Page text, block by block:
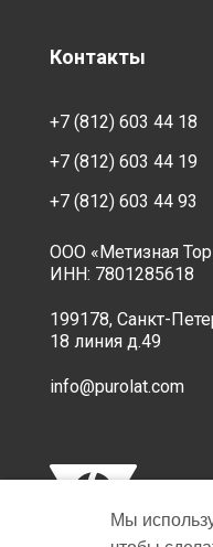
Контакты
+7 (812) 603 44 18
+7 (812) 603 44 19
+7 (812) 603 44 93
ООО «Метизная
ИНН: 7801285618
199178, Санкт-
18 линия д.49
info@purolat.com
Мы